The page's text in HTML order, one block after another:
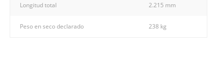
Longitud total 2.215 mm
Peso en seco declarado 238 kg